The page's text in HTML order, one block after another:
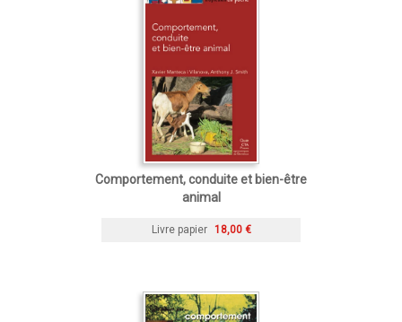
Comportement, conduite et bien-être
animal
Livre papier 18,00 €